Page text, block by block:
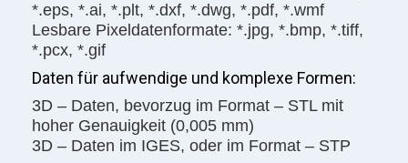
*.eps, *.ai, *.plt, *.dxf, *.dwg, *.pdf, *.wmf
Lesbare Pixeldatenformate: *.jpg, *.bmp, *.tiff,
*.pcx, *.gif
Daten für aufwendige und komplexe Formen:
3D – Daten, bevorzug im Format – STL mit
hoher Genauigkeit (0,005 mm)
3D – Daten im IGES, oder im Format – STP